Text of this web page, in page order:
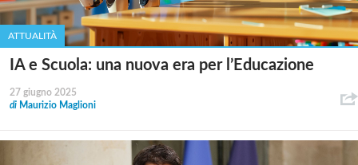
ATTUALITÀ
IA e Scuola: una nuova era per l’Educazione
27 giugno 2025
di Maurizio Maglioni